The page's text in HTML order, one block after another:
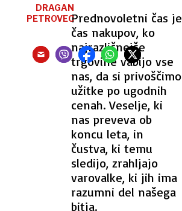
Prednovoletni čas je
čas nakupov, ko
najrazličnejše
trgovine vabijo vse
nas, da si privoščimo
užitke po ugodnih
cenah. Veselje, ki
nas preveva ob
koncu leta, in
čustva, ki temu
sledijo, zrahljajo
varovalke, ki jih ima
razumni del našega
bitja.
DRAGAN
PETROVEC